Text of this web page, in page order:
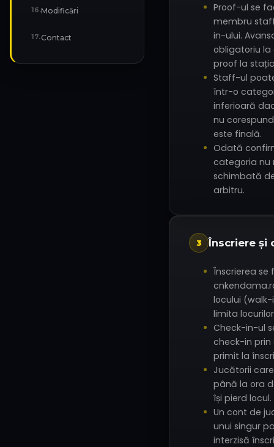
16.Modificări
17.Contact
Proof-ul se
membru
in-ului.
obligatoriu la
proof la
Staff-ul
într-o
inferioară
nu
este finală.
Odată
categoria nu
schimbată
arbitru.
3 Înscriere și
Înscrierea se
locului
limita
Check-in-ul
check-in prin
primit la
Jucătorii
până la ora
își pierd locul.
Un cont de
unui singur
interzisă